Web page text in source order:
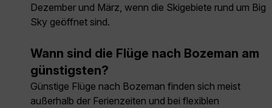
Dezember und März, wenn die Skigebiete rund um Big
Sky geöffnet sind.
Wann sind die Flüge nach Bozeman am
günstigsten?
Günstige Flüge nach Bozeman finden sich meist
außerhalb der Ferienzeiten und bei flexiblen